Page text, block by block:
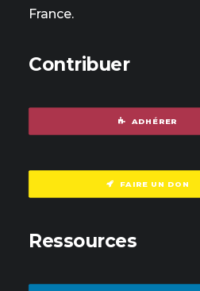
France.
Contribuer
ADHÉRER
FAIRE UN DON
Ressources